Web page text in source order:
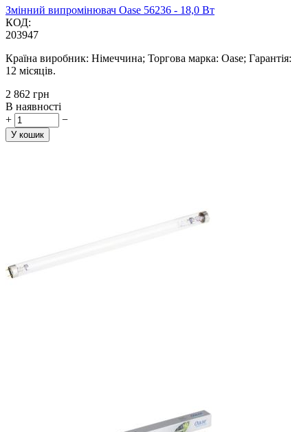
Змінний випромінювач Oase 56236 - 18,0 Вт
КОД:
203947
Країна виробник: Німеччина; Торгова марка: Oase; Гарантія:
12 місяців.
‍2 862‍ грн
В наявності
+
−
У кошик